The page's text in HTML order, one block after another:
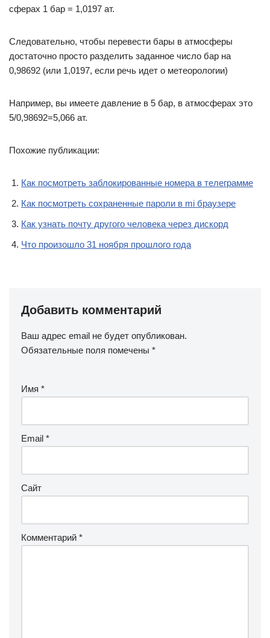
сферах 1 бар = 1,0197 ат.
Следовательно, чтобы перевести бары в атмосферы
достаточно просто разделить заданное число бар на
0,98692 (или 1,0197, если речь идет о метеорологии)
Например, вы имеете давление в 5 бар, в атмосферах это
5/0,98692=5,066 ат.
Похожие публикации:
Как посмотреть заблокированные номера в телеграмме
Как посмотреть сохраненные пароли в mi браузере
Как узнать почту другого человека через дискорд
Что произошло 31 ноября прошлого года
Добавить комментарий
Ваш адрес email не будет опубликован.
Обязательные поля помечены *
Имя *
Email *
Сайт
Комментарий *